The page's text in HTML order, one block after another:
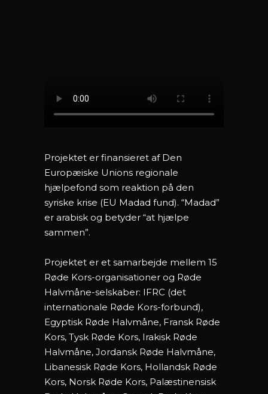
Projektet er finansieret af Den
Europæiske Unions regionale
hjælpefond som reaktion på den
syriske krise (EU Madad fund). “Madad”
er arabisk og betyder “at hjælpe
sammen”.
Projektet er et samarbejde mellem 15
Røde Kors-organisationer og Røde
Halvmåne-selskaber: IFRC (det
internationale Røde Kors-forbund),
Egyptisk Røde Halvmåne, Fransk Røde
Kors, Tysk Røde Kors, Irakisk Røde
Halvmåne, Jordansk Røde Halvmåne,
Libanesisk Røde Kors, Hollandsk Røde
Kors, Norsk Røde Kors, Palæstinensisk